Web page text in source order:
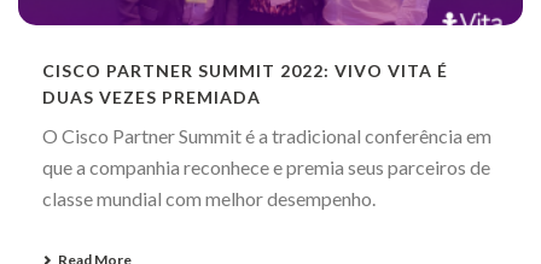
CISCO PARTNER SUMMIT 2022: VIVO VITA É
DUAS VEZES PREMIADA
O Cisco Partner Summit é a tradicional conferência em
que a companhia reconhece e premia seus parceiros de
classe mundial com melhor desempenho.
Read More